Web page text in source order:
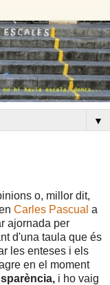
▼
o, millor dit,
Carles Pascual a
ajornada per
d'una taula que és
les enteses i els
en el moment
i ho vaig